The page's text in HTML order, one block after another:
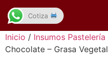
Inicio / Insumos Pastelería
Chocolate – Grasa Vegetal
Cotiza